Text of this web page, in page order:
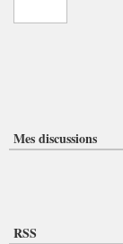
Mes discussions
RSS